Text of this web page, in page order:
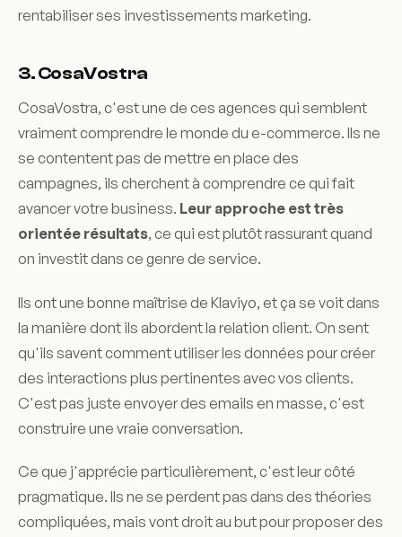
rentabiliser ses investissements marketing.
3. CosaVostra
CosaVostra, c'est une de ces agences qui semblent
vraiment comprendre le monde du e-commerce. Ils ne
se contentent pas de mettre en place des
campagnes, ils cherchent à comprendre ce qui fait
avancer votre business. Leur approche est très
orientée résultats, ce qui est plutôt rassurant quand
on investit dans ce genre de service.
Ils ont une bonne maîtrise de Klaviyo, et ça se voit dans
la manière dont ils abordent la relation client. On sent
qu'ils savent comment utiliser les données pour créer
des interactions plus pertinentes avec vos clients.
C'est pas juste envoyer des emails en masse, c'est
construire une vraie conversation.
Ce que j'apprécie particulièrement, c'est leur côté
pragmatique. Ils ne se perdent pas dans des théories
compliquées, mais vont droit au but pour proposer des